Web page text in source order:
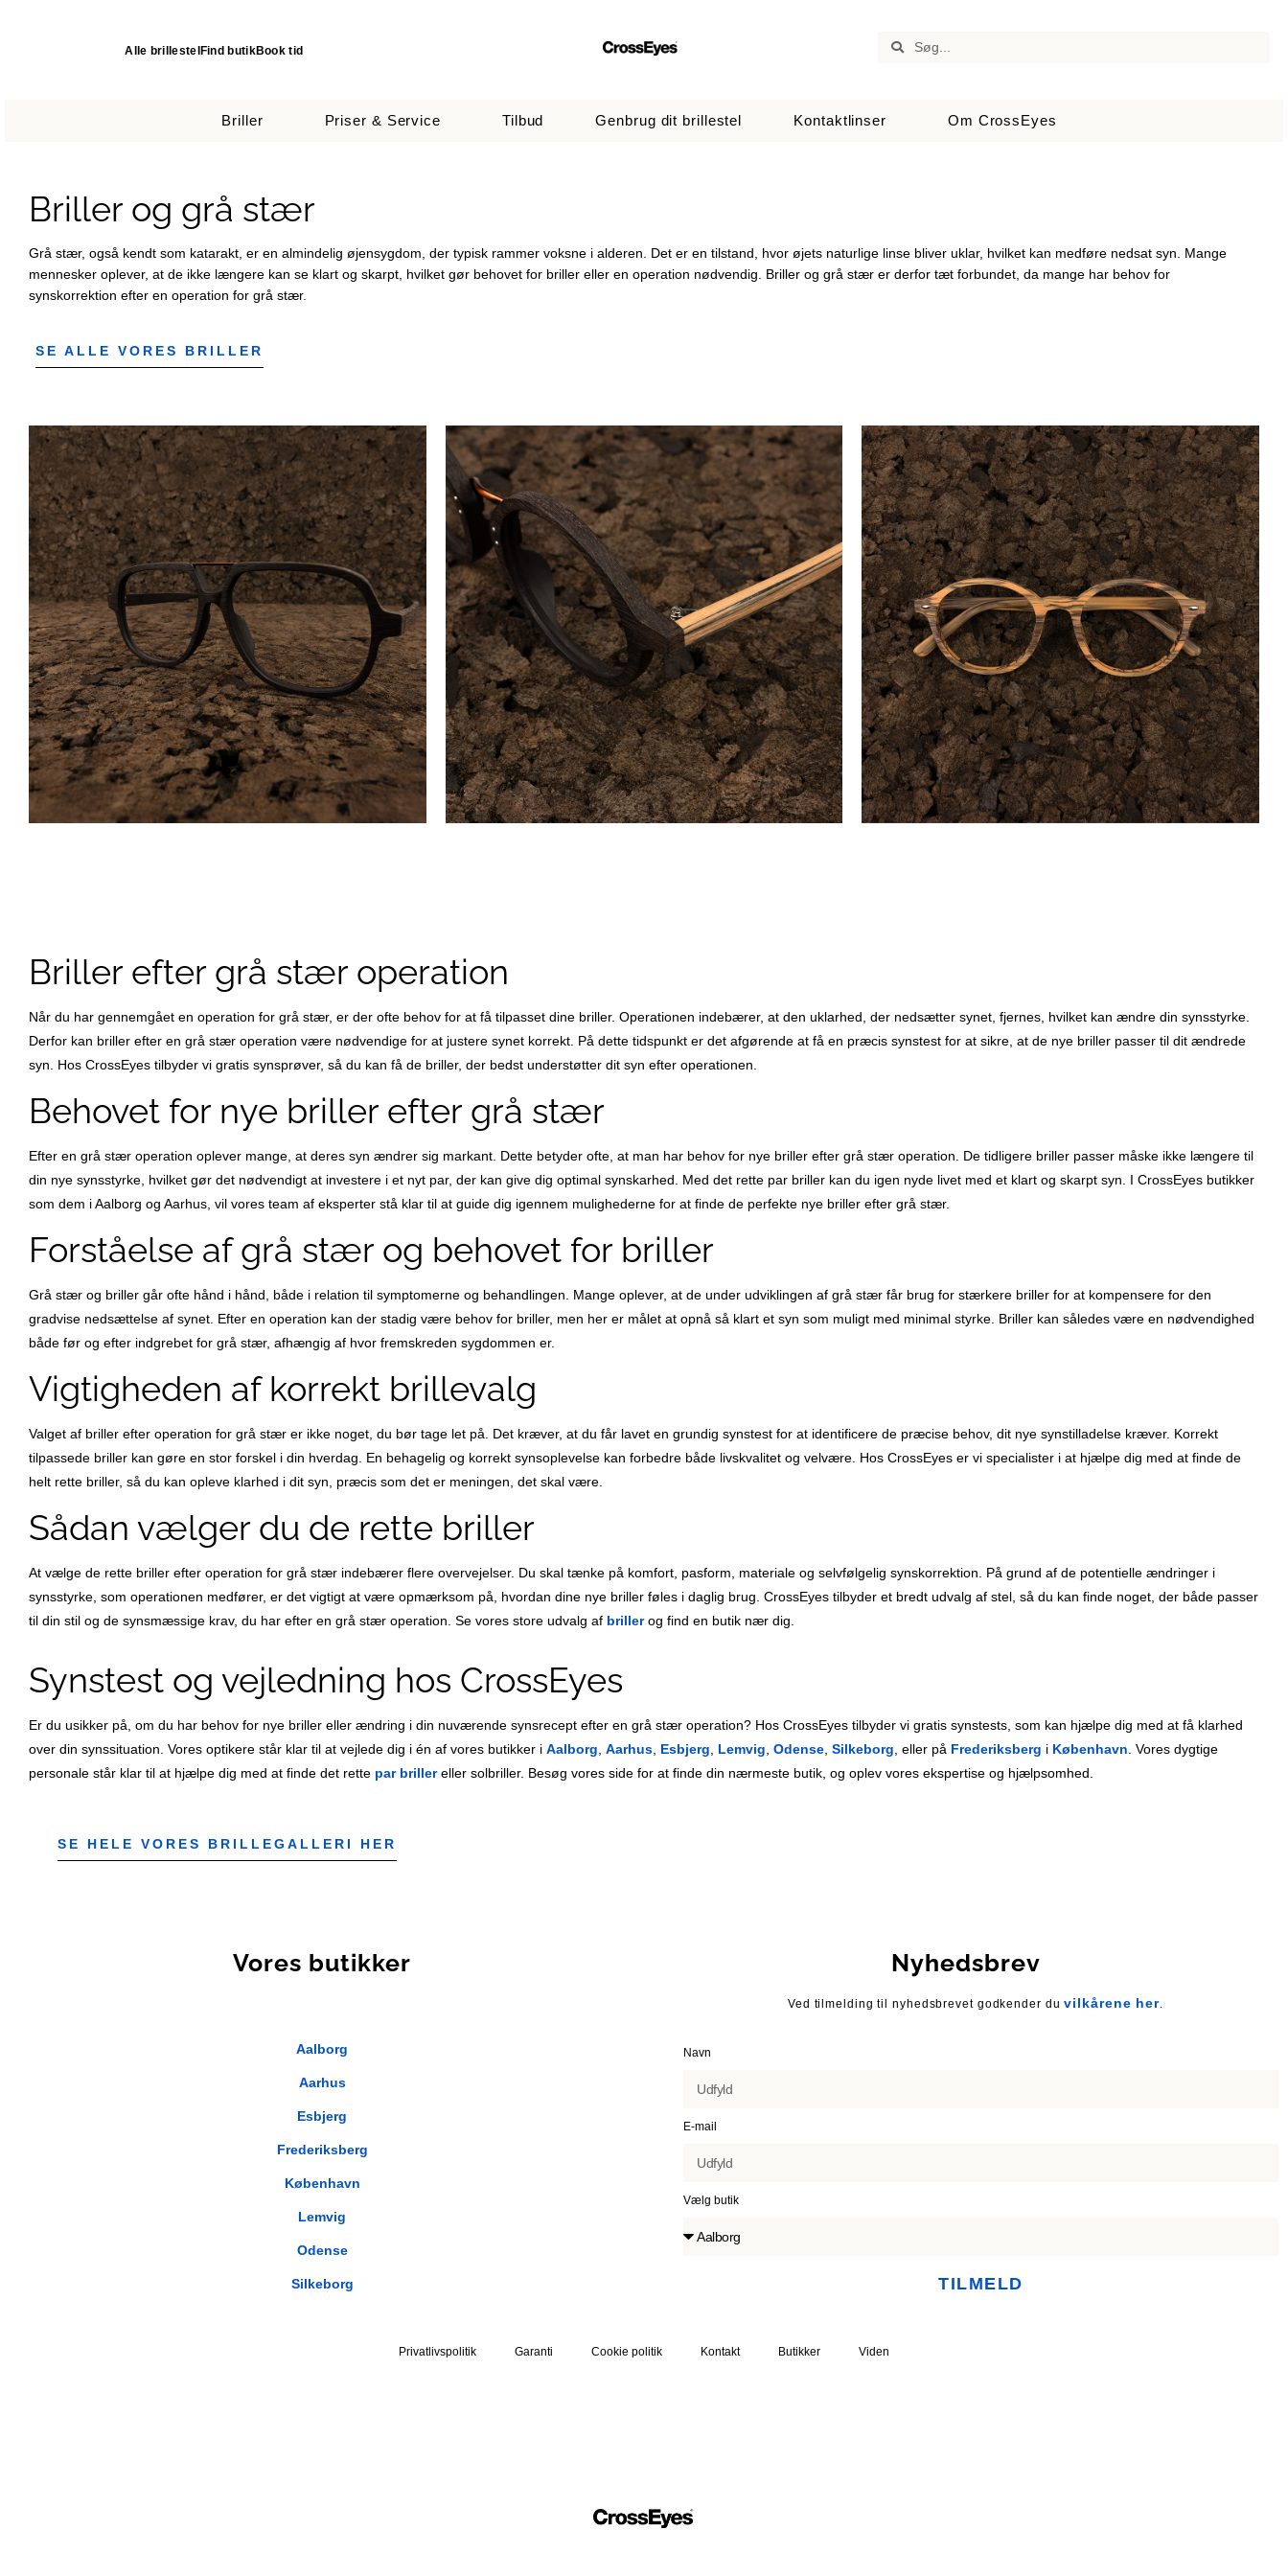
Alle brillestel Find butikBook tid
Briller Priser & Service Tilbud Genbrug dit brillestel Kontaktlinser Om CrossEyes
Briller og grå stær
Grå stær, også kendt som katarakt, er en almindelig øjensygdom, der typisk rammer voksne i alderen. Det er en tilstand, hvor øjets naturlige linse bliver uklar, hvilket kan medføre nedsat syn. Mange
mennesker oplever, at de ikke længere kan se klart og skarpt, hvilket gør behovet for briller eller en operation nødvendig. Briller og grå stær er derfor tæt forbundet, da mange har behov for
synskorrektion efter en operation for grå stær.
SE ALLE VORES BRILLER
Briller efter grå stær operation
Når du har gennemgået en operation for grå stær, er der ofte behov for at få tilpasset dine briller. Operationen indebærer, at den uklarhed, der nedsætter synet, fjernes, hvilket kan ændre din synsstyrke.
Derfor kan briller efter en grå stær operation være nødvendige for at justere synet korrekt. På dette tidspunkt er det afgørende at få en præcis synstest for at sikre, at de nye briller passer til dit ændrede
syn. Hos CrossEyes tilbyder vi gratis synsprøver, så du kan få de briller, der bedst understøtter dit syn efter operationen.
Behovet for nye briller efter grå stær
Efter en grå stær operation oplever mange, at deres syn ændrer sig markant. Dette betyder ofte, at man har behov for nye briller efter grå stær operation. De tidligere briller passer måske ikke længere til
din nye synsstyrke, hvilket gør det nødvendigt at investere i et nyt par, der kan give dig optimal synskarhed. Med det rette par briller kan du igen nyde livet med et klart og skarpt syn. I CrossEyes butikker
som dem i Aalborg og Aarhus, vil vores team af eksperter stå klar til at guide dig igennem mulighederne for at finde de perfekte nye briller efter grå stær.
Forståelse af grå stær og behovet for briller
Grå stær og briller går ofte hånd i hånd, både i relation til symptomerne og behandlingen. Mange oplever, at de under udviklingen af grå stær får brug for stærkere briller for at kompensere for den
gradvise nedsættelse af synet. Efter en operation kan der stadig være behov for briller, men her er målet at opnå så klart et syn som muligt med minimal styrke. Briller kan således være en nødvendighed
både før og efter indgrebet for grå stær, afhængig af hvor fremskreden sygdommen er.
Vigtigheden af korrekt brillevalg
Valget af briller efter operation for grå stær er ikke noget, du bør tage let på. Det kræver, at du får lavet en grundig synstest for at identificere de præcise behov, dit nye synstilladelse kræver. Korrekt
tilpassede briller kan gøre en stor forskel i din hverdag. En behagelig og korrekt synsoplevelse kan forbedre både livskvalitet og velvære. Hos CrossEyes er vi specialister i at hjælpe dig med at finde de
helt rette briller, så du kan opleve klarhed i dit syn, præcis som det er meningen, det skal være.
Sådan vælger du de rette briller
At vælge de rette briller efter operation for grå stær indebærer flere overvejelser. Du skal tænke på komfort, pasform, materiale og selvfølgelig synskorrektion. På grund af de potentielle ændringer i
synsstyrke, som operationen medfører, er det vigtigt at være opmærksom på, hvordan dine nye briller føles i daglig brug. CrossEyes tilbyder et bredt udvalg af stel, så du kan finde noget, der både passer
til din stil og de synsmæssige krav, du har efter en grå stær operation. Se vores store udvalg af brillerog find en butik nær dig.
Synstest og vejledning hos CrossEyes
Er du usikker på, om du har behov for nye briller eller ændring i din nuværende synsrecept efter en grå stær operation? Hos CrossEyes tilbyder vi gratis synstests, som kan hjælpe dig med at få klarhed
over din synssituation. Vores optikere står klar til at vejlede dig i én af vores butikker i Aalborg Aarhus Esbjerg Lemvig Odense Silkeborg , eller på Frederiksberg i København . Vores dygtige
personale står klar til at hjælpe dig med at finde det rette par brillereller solbriller. Besøg vores side for at finde din nærmeste butik, og oplev vores ekspertise og hjælpsomhed.
SE HELE VORES BRILLEGALLERI HER
Vores butikker
Aalborg
Aarhus
Esbjerg
Frederiksberg
København
Lemvig
Odense
Silkeborg
Nyhedsbrev
Ved tilmelding til nyhedsbrevet godkender duvilkårene her
Navn
E-mail
Vælg butik
TILMELD
Privatlivspolitik Garanti Cookie politik Kontakt Butikker Viden